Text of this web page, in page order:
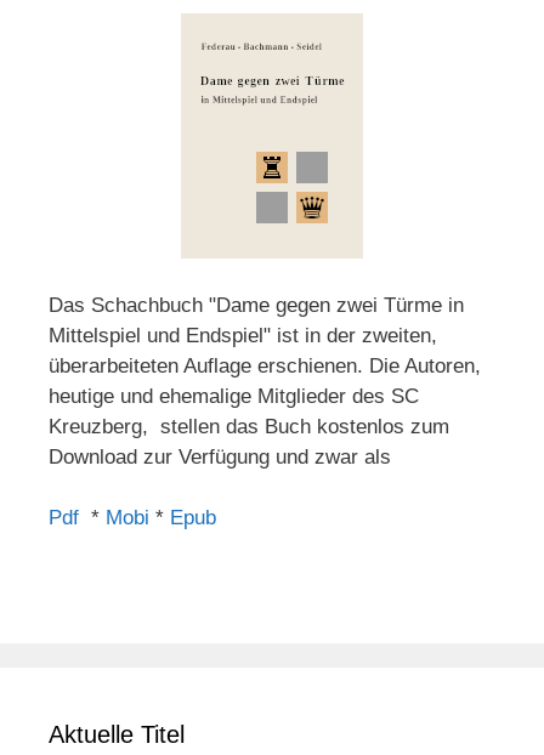
Das Schachbuch "Dame gegen zwei Türme in
Mittelspiel und Endspiel" ist in der zweiten,
überarbeiteten Auflage erschienen. Die Autoren,
heutige und ehemalige Mitglieder des SC
Kreuzberg, stellen das Buch kostenlos zum
Download zur Verfügung und zwar als
Pdf * Mobi * Epub
Aktuelle Titel